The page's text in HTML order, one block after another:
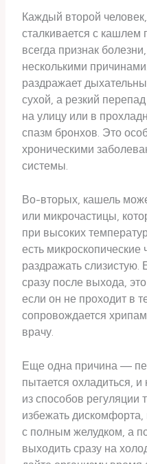
Каждый второй
сталкивается с
всегда признак
несколькими
раздражает
сухой, а резкий
на улицу или в
спазм бронхов. Это
хроническими
системы.
Во-вторых, кашель
или микрочастицы,
при высоких
есть
раздражать слизистую.
сразу после выхода,
если он не проходит в
сопровождается
врачу.
Еще одна причина —
пытается охладиться,
из способов
избежать дискомфорта,
с полным желудком, а
выходить сразу на